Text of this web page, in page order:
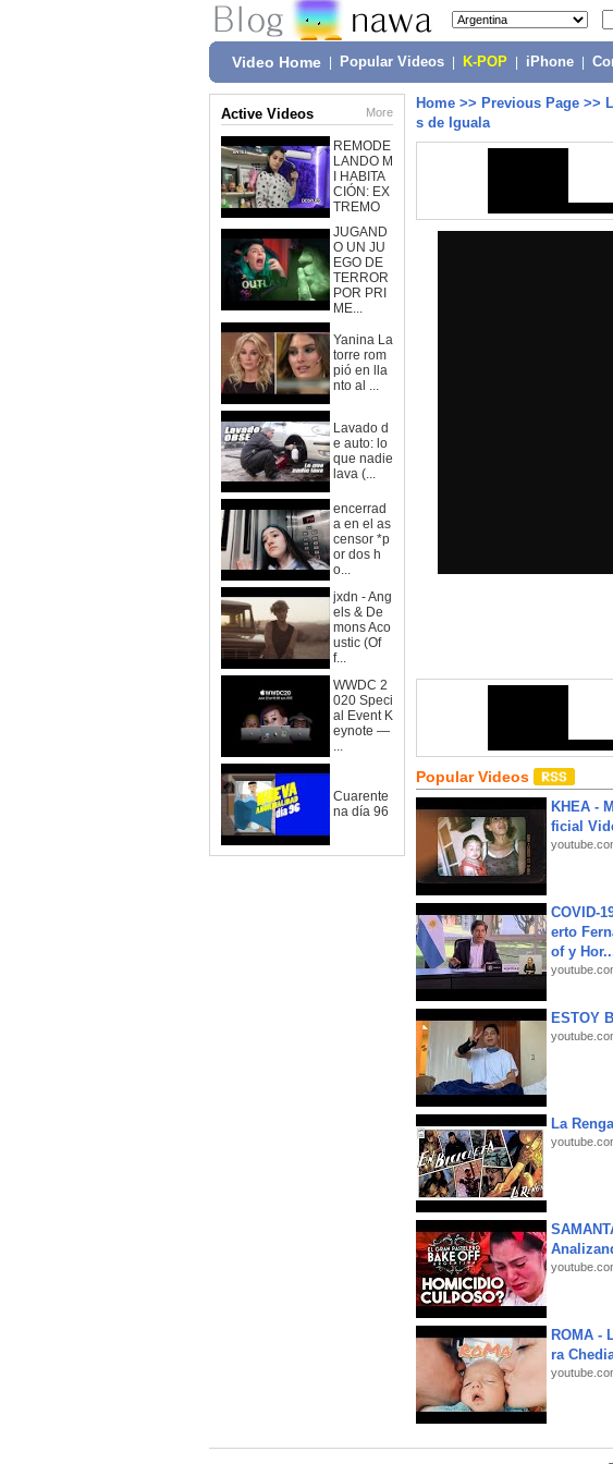
Video Home Popular Videos K-POP iPhone
Active Videos More
REMODE
LANDO M
I HABITA
CIÓN: EX
TREMO
JUGAND
O UN JU
EGO DE
TERROR
POR PRI
ME...
Yanina La
torre rom
pió en lla
nto al ...
Lavado d
e auto: lo
que nadie
lava (...
encerrad
a en el as
censor *p
or dos h
o...
jxdn - Ang
els & De
mons Aco
ustic (Of
f...
WWDC 2
020 Speci
al Event K
eynote —
...
Cuarente
na día 96
Home >> Previous Page >>
s de Iguala
Popular Videos
KHEA -
ficial
COVID-
erto
of y
ESTOY
La
ROMA -
ra